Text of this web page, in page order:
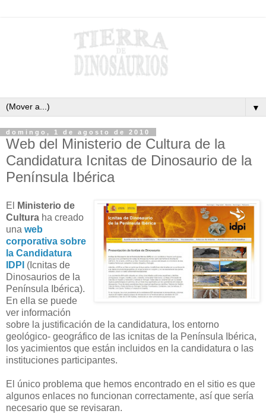
▼
domingo, 1 de agosto de 2010
Web del Ministerio de Cultura de la
Candidatura Icnitas de Dinosaurio de la
Península Ibérica
El
Ministerio de
Cultura ha creado
una web
corporativa sobre
la Candidatura
IDPI (Icnitas de
Dinosaurios de la
Península Ibérica).
En ella se puede
ver información
sobre la justificación de la candidatura, los entorno
geológico- geográfico de las icnitas de la Península Ibérica,
los yacimientos que están incluidos en la candidatura o las
instituciones participantes.
El único problema que hemos encontrado en el sitio es que
algunos enlaces no funcionan correctamente, así que sería
necesario que se revisaran.